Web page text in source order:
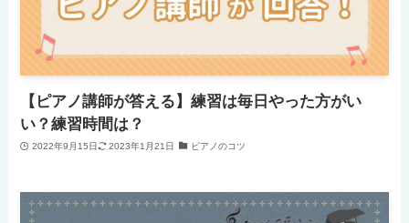
【ピアノ講師が答える】練習は毎日やった方がい
い？練習時間は？
2022年9月15日 2023年1月21日 ピアノのコツ